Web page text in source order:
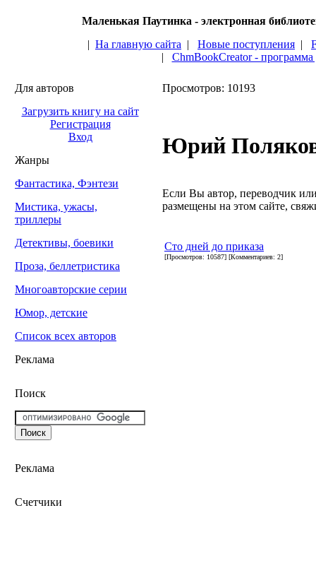
Маленькая Паутинка - электронная
| На главную сайта | Новые поступления |
| ChmBookCreator -
Для авторов
Загрузить книгу на сайт
Регистрация
Вход
Жанры
Фантастика, Фэнтези
Мистика, ужасы,
триллеры
Детективы, боевики
Проза, беллетристика
Многоавторские серии
Юмор, детские
Список всех авторов
Реклама
Поиск
Реклама
Счетчики
Просмотров: 10193
Юрий
Если Вы автор, переводчик
размещены на этом сайте,
Сто дней до приказа
[Просмотров: 10587] [Комментариев: 2]